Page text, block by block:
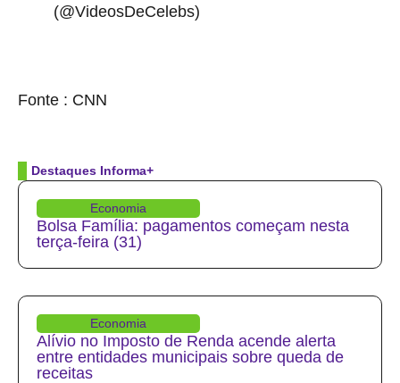
(@VideosDeCelebs)
Fonte : CNN
Destaques Informa+
Economia
Bolsa Família: pagamentos começam nesta
terça-feira (31)
Economia
Alívio no Imposto de Renda acende alerta
entre entidades municipais sobre queda de
receitas